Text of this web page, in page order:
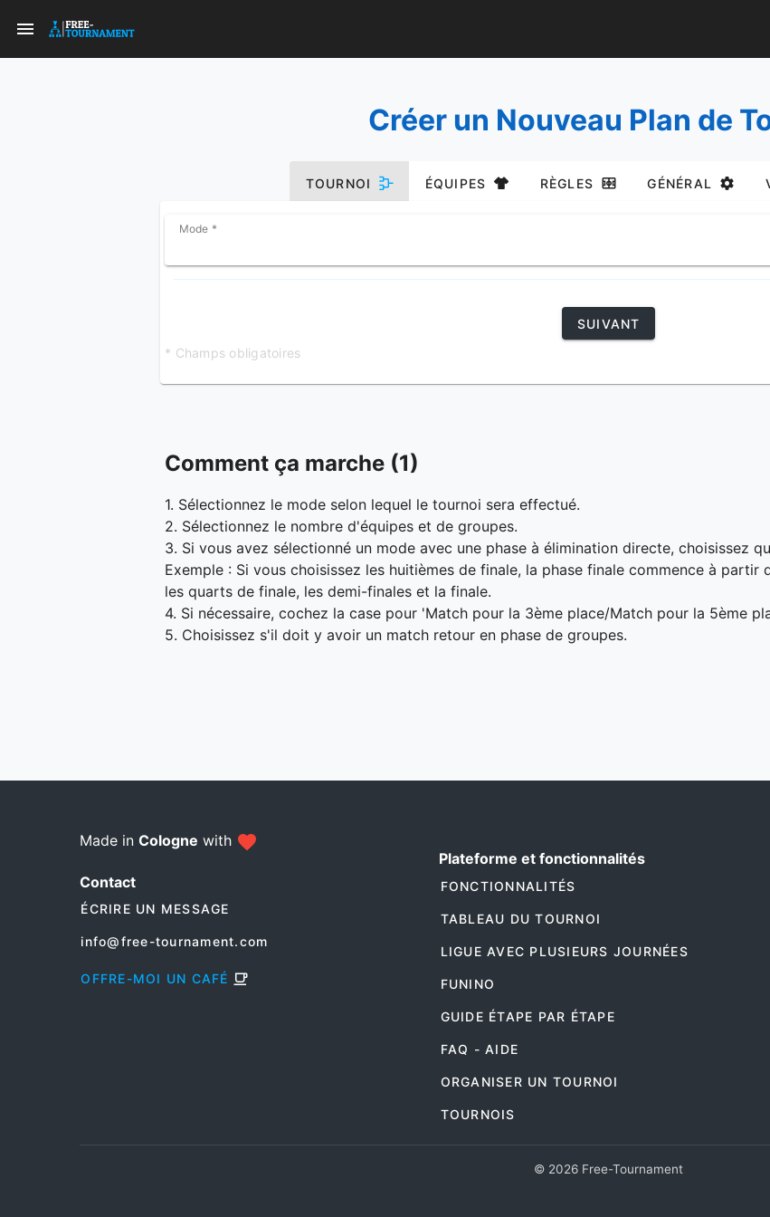
Créer un Nouveau Plan de
TOURNOI ÉQUIPES RÈGLES GÉNÉRAL
Mode *
SUIVANT
* Champs obligatoires
Comment ça marche (1)
1. Sélectionnez le mode selon lequel le tournoi sera effectué.
2. Sélectionnez le nombre d'équipes et de groupes.
3. Si vous avez sélectionné un mode avec une phase à élimination directe, choisissez
Exemple : Si vous choisissez les huitièmes de finale, la phase finale commence à partir
les quarts de finale, les demi-finales et la finale.
4. Si nécessaire, cochez la case pour 'Match pour la 3ème place/Match pour la 5ème
5. Choisissez s'il doit y avoir un match retour en phase de groupes.
Made in Cologne with
Contact
ÉCRIRE UN MESSAGE
info@free-tournament.com
OFFRE-MOI UN CAFÉ
Plateforme et fonctionnalités
FONCTIONNALITÉS
TABLEAU DU TOURNOI
LIGUE AVEC PLUSIEURS JOURNÉES
FUNINO
GUIDE ÉTAPE PAR ÉTAPE
FAQ - AIDE
ORGANISER UN TOURNOI
TOURNOIS
© 2026 Free-Tournament